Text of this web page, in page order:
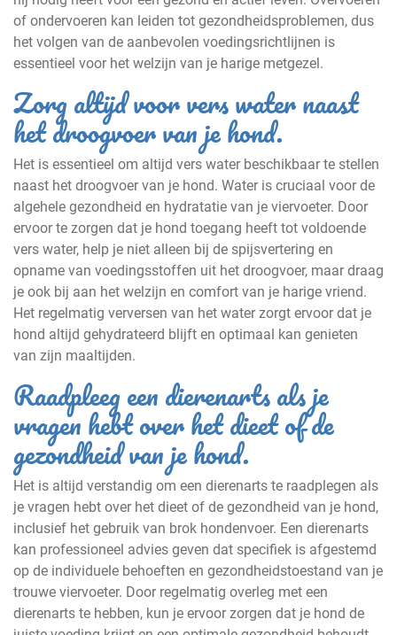
of ondervoeren kan leiden tot gezondheidsproblemen, dus
het volgen van de aanbevolen voedingsrichtlijnen is
essentieel voor het welzijn van je harige metgezel.
Zorg altijd voor vers water naast
het droogvoer van je hond.
Het is essentieel om altijd vers water beschikbaar te stellen
naast het droogvoer van je hond. Water is cruciaal voor de
algehele gezondheid en hydratatie van je viervoeter. Door
ervoor te zorgen dat je hond toegang heeft tot voldoende
vers water, help je niet alleen bij de spijsvertering en
opname van voedingsstoffen uit het droogvoer, maar draag
je ook bij aan het welzijn en comfort van je harige vriend.
Het regelmatig verversen van het water zorgt ervoor dat je
hond altijd gehydrateerd blijft en optimaal kan genieten
van zijn maaltijden.
Raadpleeg een dierenarts als je
vragen hebt over het dieet of de
gezondheid van je hond.
Het is altijd verstandig om een dierenarts te raadplegen als
je vragen hebt over het dieet of de gezondheid van je hond,
inclusief het gebruik van brok hondenvoer. Een dierenarts
kan professioneel advies geven dat specifiek is afgestemd
op de individuele behoeften en gezondheidstoestand van je
trouwe viervoeter. Door regelmatig overleg met een
dierenarts te hebben, kun je ervoor zorgen dat je hond de